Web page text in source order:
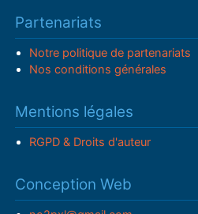
Partenariats
Notre politique de partenariats
Nos conditions générales
Mentions légales
RGPD & Droits d'auteur
Conception Web